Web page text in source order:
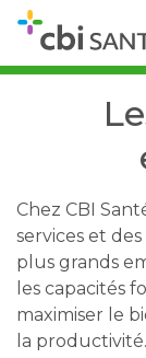
Chez CBI
services et
plus grands
les capacités
maximiser le
la productivité.